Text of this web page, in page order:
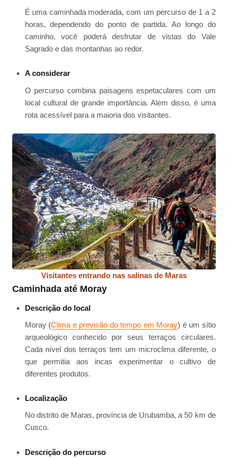
É uma caminhada moderada, com um percurso de 1 a 2
horas, dependendo do ponto de partida. Ao longo do
caminho, você poderá desfrutar de vistas do Vale
Sagrado e das montanhas ao redor.
A considerar
O percurso combina paisagens espetaculares com um
local cultural de grande importância. Além disso, é uma
rota acessível para a maioria dos visitantes.
Visitantes entrando nas salinas de Maras
Caminhada até Moray
Descrição do local
Moray (Clima e previsão do tempo em Moray) é um sítio
arqueológico conhecido por seus terraços circulares.
Cada nível dos terraços tem um microclima diferente, o
que permitia aos incas experimentar o cultivo de
diferentes produtos.
Localização
No distrito de Maras, província de Urubamba, a 50 km de
Cusco.
Descrição do percurso